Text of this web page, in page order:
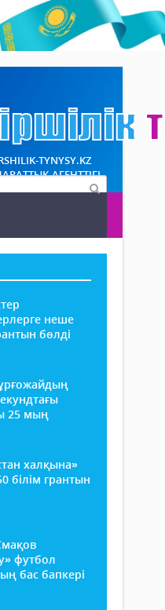
TYNYSY.KZ
АГЕНТТІГІ
неше
бөлді
25 мың
халқына»
білім грантын
футбол
бас бапкері